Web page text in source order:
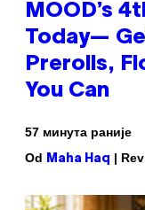
MOOD’s
Today—
Prerolls,
You Can
57 минута раније
Od
Maha Haq |